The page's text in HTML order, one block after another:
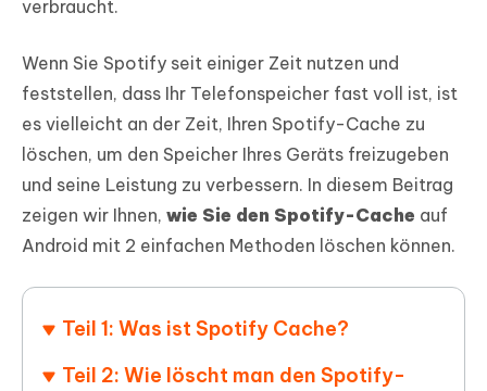
verbraucht.
Wenn Sie Spotify seit einiger Zeit nutzen und
feststellen, dass Ihr Telefonspeicher fast voll ist, ist
es vielleicht an der Zeit, Ihren Spotify-Cache zu
löschen, um den Speicher Ihres Geräts freizugeben
und seine Leistung zu verbessern. In diesem Beitrag
zeigen wir Ihnen, wie Sie den Spotify-Cache auf
Android mit 2 einfachen Methoden löschen können.
Teil 1: Was ist Spotify Cache?
Teil 2: Wie löscht man den Spotify-